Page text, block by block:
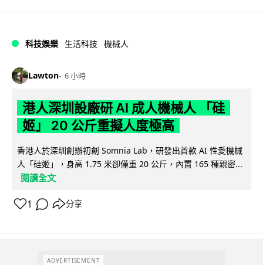
科技娛樂 生活科技 機械人
Lawton 6 小時
港人深圳設廠研 AI 成人機械人 「硅
姬」 20 公斤重擬人度極高
香港人於深圳創辦初創 Somnia Lab，研發出首款 AI 性愛機械
人「硅姬」，身高 1.75 米卻僅重 20 公斤，內置 165 種親密...
閱讀全文
1 分享
ADVERTISEMENT